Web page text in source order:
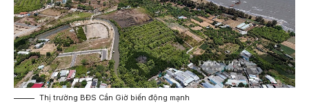
Thị trường BĐS Cần Giờ biến động mạnh